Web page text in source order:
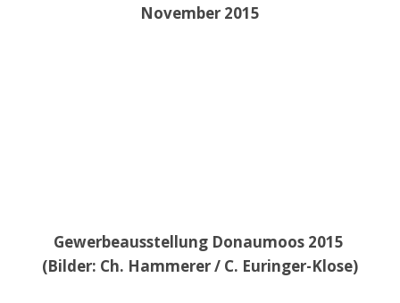
November 2015
Gewerbeausstellung Donaumoos 2015
(Bilder: Ch. Hammerer / C. Euringer-Klose)